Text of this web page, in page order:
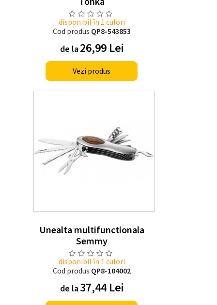
disponibil în 1 culori
Cod produs QP8-543853
de la26,99 Lei
Vezi produs
Unealta multifunctionala
Semmy
disponibil în 1 culori
Cod produs QP8-104002
de la37,44 Lei